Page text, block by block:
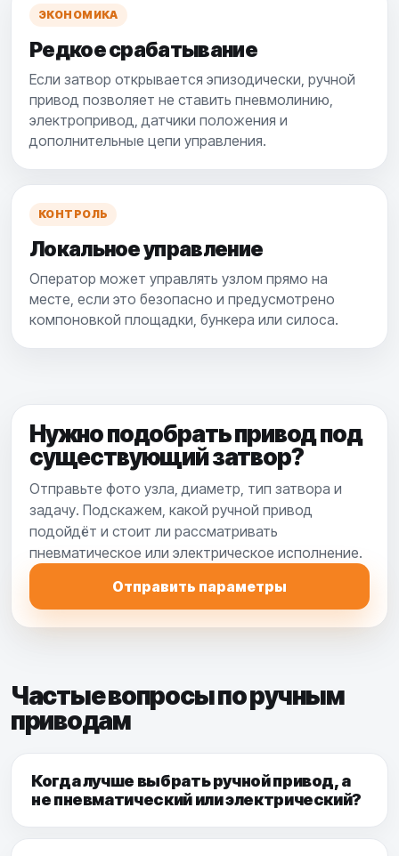
ЭКОНОМИКА
Редкое срабатывание
Если затвор открывается эпизодически, ручной
привод позволяет не ставить пневмолинию,
электропривод, датчики положения и
дополнительные цепи управления.
КОНТРОЛЬ
Локальное управление
Оператор может управлять узлом прямо на
месте, если это безопасно и предусмотрено
компоновкой площадки, бункера или силоса.
Нужно подобрать привод под
существующий затвор?
Отправьте фото узла, диаметр, тип затвора и
задачу. Подскажем, какой ручной привод
подойдёт и стоит ли рассматривать
пневматическое или электрическое исполнение.
Отправить параметры
Частые вопросы по ручным
приводам
Когда лучше выбрать ручной привод, а
не пневматический или электрический?